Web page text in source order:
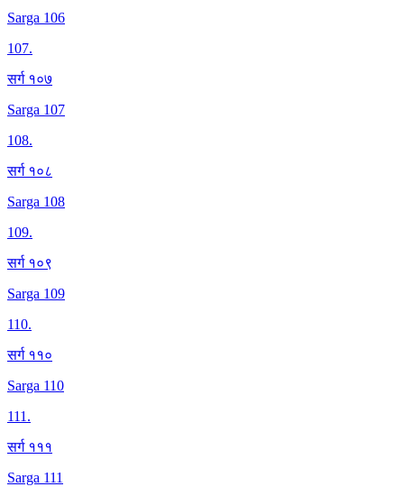
Sarga 106
107.
सर्ग १०७
Sarga 107
108.
सर्ग १०८
Sarga 108
109.
सर्ग १०९
Sarga 109
110.
सर्ग ११०
Sarga 110
111.
सर्ग १११
Sarga 111